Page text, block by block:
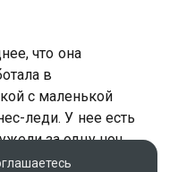
что она
в
с маленькой
леди. У нее есть
за одну ночь
прошлого и